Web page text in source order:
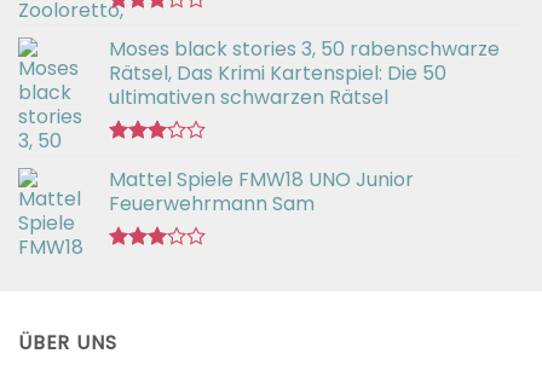
mit
3.02
von 5
Moses black stories 3, 50 rabenschwarze
Rätsel, Das Krimi Kartenspiel: Die 50
ultimativen schwarzen Rätsel
mit
3.00
von 5
Mattel Spiele FMW18 UNO Junior
Feuerwehrmann Sam
ÜBER UNS